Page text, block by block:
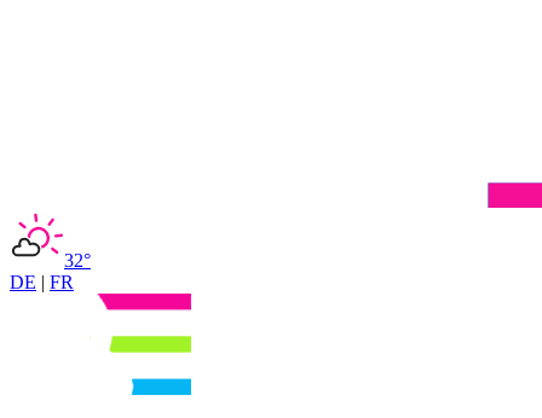
32°
DE | FR